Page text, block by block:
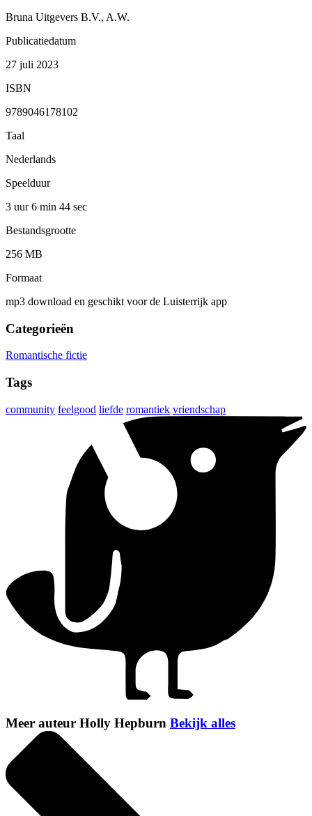
Bruna Uitgevers B.V., A.W.
Publicatiedatum
27 juli 2023
ISBN
9789046178102
Taal
Nederlands
Speelduur
3 uur 6 min 44 sec
Bestandsgrootte
256 MB
Formaat
mp3 download en geschikt voor de Luisterrijk app
Categorieën
Romantische fictie
Tags
community feelgood liefde romantiek vriendschap
Meer auteur Holly Hepburn Bekijk alles